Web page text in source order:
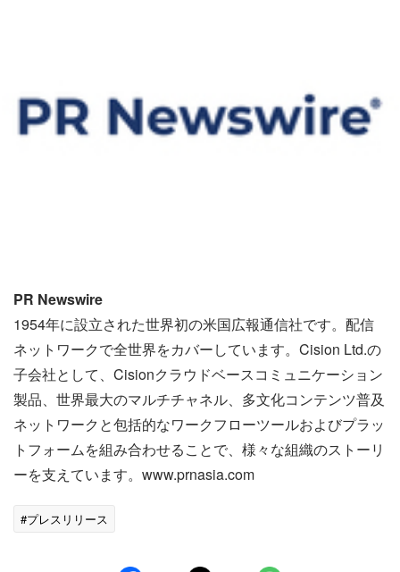
PR Newswire
1954年に設立された世界初の米国広報通信社です。配信
ネットワークで全世界をカバーしています。Cision Ltd.の
子会社として、Cisionクラウドベースコミュニケーション
製品、世界最大のマルチチャネル、多文化コンテンツ普及
ネットワークと包括的なワークフローツールおよびプラッ
トフォームを組み合わせることで、様々な組織のストーリ
ーを支えています。www.prnasia.com
#プレスリリース